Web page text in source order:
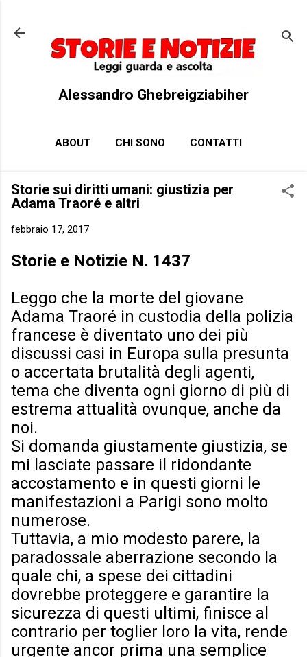
Alessandro Ghebreigziabiher
ABOUT CHI SONO CONTATTI
Storie sui diritti umani: giustizia per
Adama Traoré e altri
febbraio 17, 2017
Storie e Notizie N. 1437
Leggo che la morte del giovane
Adama Traoré in custodia della polizia
francese è diventato uno dei più
discussi casi in Europa sulla presunta
o accertata brutalità degli agenti,
tema che diventa ogni giorno di più di
estrema attualità ovunque, anche da
noi.
Si domanda giustamente giustizia, se
mi lasciate passare il ridondante
accostamento e in questi giorni le
manifestazioni a Parigi sono molto
numerose.
Tuttavia, a mio modesto parere, la
paradossale aberrazione secondo la
quale chi, a spese dei cittadini
dovrebbe proteggere e garantire la
sicurezza di questi ultimi, finisce al
contrario per toglier loro la vita, rende
urgente ancor prima una semplice